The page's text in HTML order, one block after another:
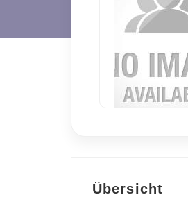
Übersicht